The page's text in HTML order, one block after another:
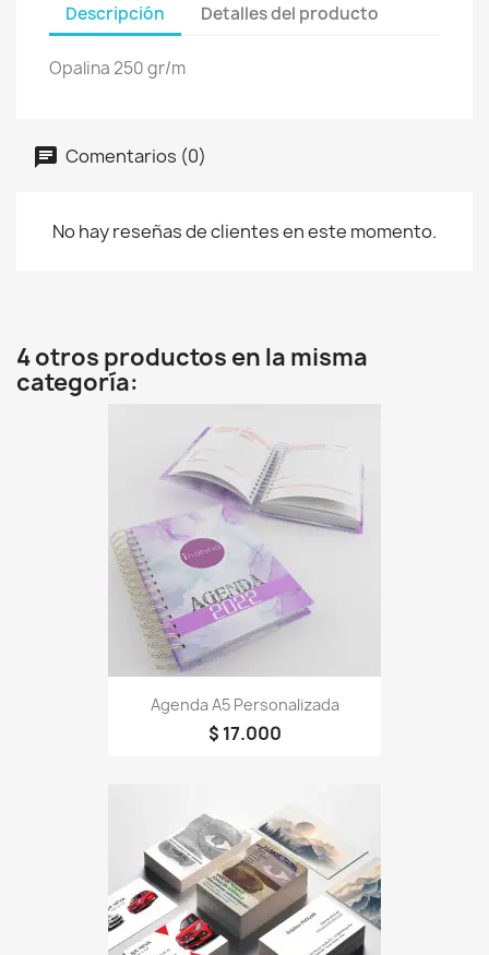
Descripción Detalles del producto
Opalina 250 gr/m
Comentarios (0)
No hay reseñas de clientes en este momento.
4 otros productos en la misma
categoría:
Agenda A5 Personalizada
$ 17.000